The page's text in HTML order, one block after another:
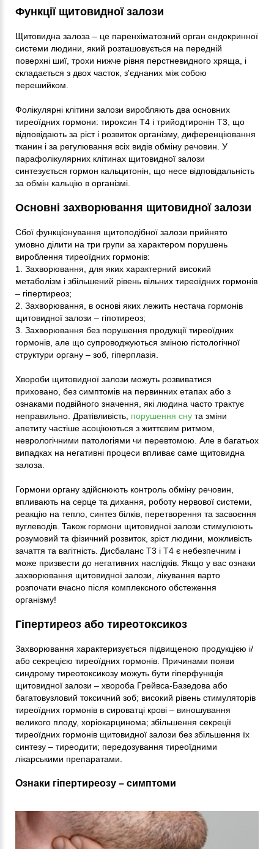
Функції щитовидної залози
Щитовидна залоза – це паренхіматозний орган ендокринної
системи людини, який розташовується на передній
поверхні шиї, трохи нижче рівня перстневидного хряща, і
складається з двох часток, з'єднаних між собою
перешийком.
Фолікулярні клітини залози виробляють два основних
тиреоїдних гормони: тироксин T4 і трийодтиронін T3, що
відповідають за ріст і розвиток організму, диференціювання
тканин і за регулювання всіх видів обміну речовин. У
парафолікулярних клітинах щитовидної залози
синтезується гормон кальцитонін, що несе відповідальність
за обмін кальцію в організмі.
Основні захворювання щитовидної залози
Сбої функціонування щитоподібної залози прийнято
умовно ділити на три групи за характером порушень
вироблення тиреоїдних гормонів:
1. Захворювання, для яких характерний високий
метаболізм і збільшений рівень вільних тиреоїдних гормонів
– гіпертиреоз;
2. Захворювання, в основі яких лежить нестача гормонів
щитовидної залози – гіпотиреоз;
3. Захворювання без порушення продукції тиреоїдних
гормонів, але що супроводжуються зміною гістологічної
структури органу – зоб, гіперплазія.
Хвороби щитовидної залози можуть розвиватися
приховано, без симптомів на первинних етапах або з
ознаками подвійного значення, які людина часто трактує
неправильно. Дратівливість, порушення сну та зміни
апетиту частіше асоціюються з життєвим ритмом,
неврологічними патологіями чи перевтомою. Але в багатьох
випадках на негативні процеси впливає саме щитовидна
залоза.
Гормони органу здійснюють контроль обміну речовин,
впливають на серце та дихання, роботу нервової системи,
реакцію на тепло, синтез білків, перетворення та засвоєння
вуглеводів. Також гормони щитовидної залози стимулюють
розумовий та фізичний розвиток, зріст людини, можливість
зачаття та вагітність. Дисбаланс Т3 і Т4 є небезпечним і
може призвести до негативних наслідків. Якщо у вас ознаки
захворювання щитовидної залози, лікування варто
розпочати вчасно після комплексного обстеження
організму!
Гіпертиреоз або тиреотоксикоз
Захворювання характеризується підвищеною продукцією і/
або секрецією тиреоїдних гормонів. Причинами появи
синдрому тиреотоксикозу можуть бути гіперфункція
щитовидної залози – хвороба Грейвса-Базедова або
багатовузловий токсичний зоб; високий рівень стимуляторів
тиреоїдних гормонів в сироватці крові – виношування
великого плоду, хоріокарцинома; збільшення секреції
тиреоїдних гормонів щитовидної залози без збільшення їх
синтезу – тиреодити; передозування тиреоїдними
лікарськими препаратами.
Ознаки гіпертиреозу – симптоми